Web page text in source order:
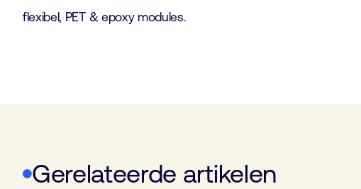
flexibel, PET & epoxy modules.
Gerelateerde artikelen